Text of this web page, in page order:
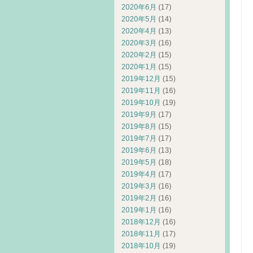
2020年6月 (17)
2020年5月 (14)
2020年4月 (13)
2020年3月 (16)
2020年2月 (15)
2020年1月 (15)
2019年12月 (15)
2019年11月 (16)
2019年10月 (19)
2019年9月 (17)
2019年8月 (15)
2019年7月 (17)
2019年6月 (13)
2019年5月 (18)
2019年4月 (17)
2019年3月 (16)
2019年2月 (16)
2019年1月 (16)
2018年12月 (16)
2018年11月 (17)
2018年10月 (19)